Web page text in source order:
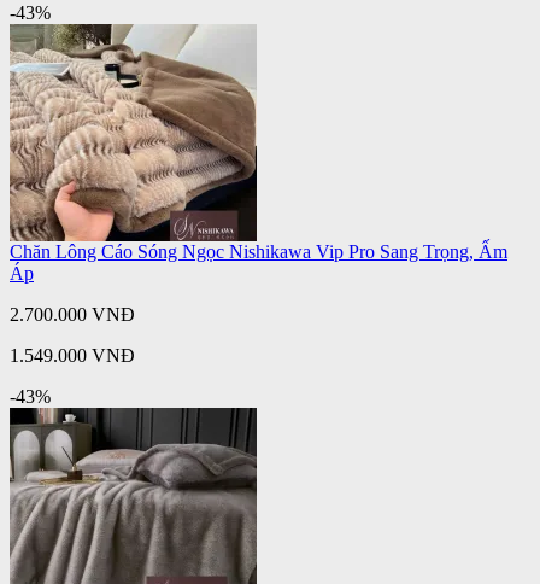
-43%
Chăn Lông Cáo Sóng Ngọc Nishikawa Vip Pro Sang Trọng, Ấm
Áp
2.700.000 VNĐ
1.549.000 VNĐ
-43%